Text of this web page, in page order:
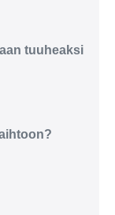
tuuheaksi